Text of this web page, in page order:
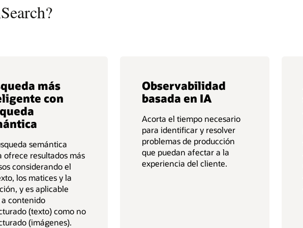
más
con
semántica
ofrece resultados más
considerando el
los matices y la
y es aplicable
contenido
(texto) como no
(imágenes).
Observabilidad
basada en IA
Acorta el tiempo necesario
para identificar y resolver
problemas de producción
que puedan afectar a la
experiencia del cliente.